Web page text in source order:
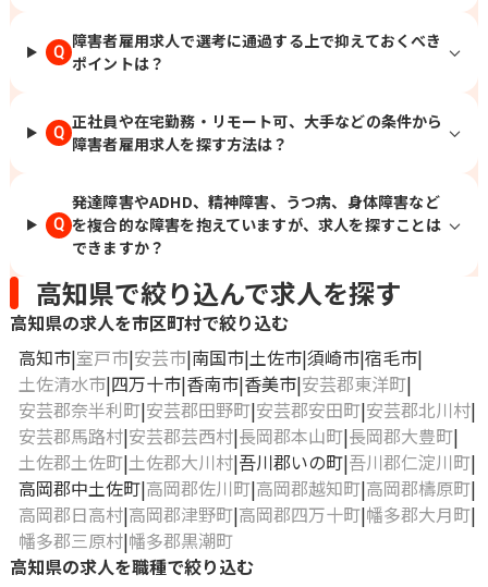
御池、福知山、高の原、大阪、箕面船場
阪大前、枚方市、なかもず、東岸和田、
ケ浜、綾羅木、新山口、徳島、松山、高
知、祇園、小倉、西鉄久留米、佐賀、平
Q
障害者雇用求人で選考に通過する上で抑えておくべき
ポイントは？
Q
正社員や在宅勤務・リモート可、大手などの条件から
障害者雇用求人を探す方法は？
Q
発達障害やADHD、精神障害、うつ病、身体障害など
を複合的な障害を抱えていますが、求人を探すことは
できますか？
高知県で絞り込んで求人を探す
高知県の求人を市区町村で絞り込む
高知市 室戸市 安芸市 南国市 土佐市 須崎市 宿毛市
土佐清水市 四万十市 香南市 香美市 安芸郡東洋町
安芸郡奈半利町 安芸郡田野町 安芸郡安田町 安芸郡北川村
安芸郡馬路村 安芸郡芸西村 長岡郡本山町 長岡郡大豊町
土佐郡土佐町 土佐郡大川村 吾川郡いの町 吾川郡仁淀川町
高岡郡中土佐町 高岡郡佐川町 高岡郡越知町 高岡郡檮原町
高岡郡日高村 高岡郡津野町 高岡郡四万十町 幡多郡大月町
幡多郡三原村 幡多郡黒潮町
高知県の求人を職種で絞り込む